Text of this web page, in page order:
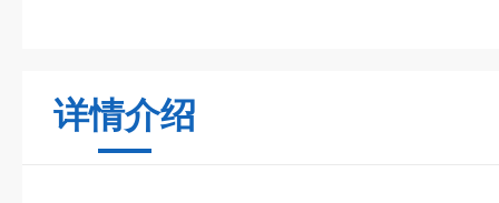
详情介绍